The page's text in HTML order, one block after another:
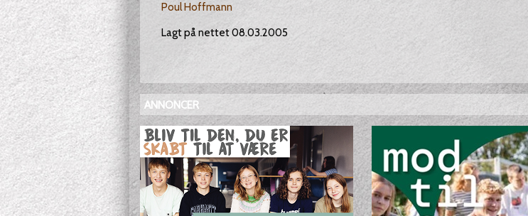
Poul Hoffmann
Lagt på nettet 08.03.2005
ANNONCER